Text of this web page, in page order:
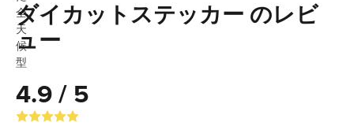
ダイカットステッカー のレビ
ュー
4.9 / 5